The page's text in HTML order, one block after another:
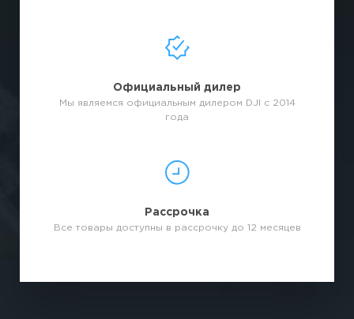
Официальный дилер
Мы являемся официальным дилером DJI с 2014
года
Рассрочка
Все товары доступны в рассрочку до 12 месяцев